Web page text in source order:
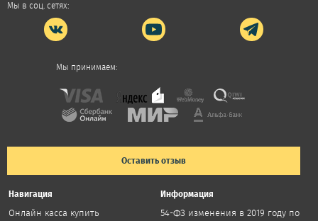
Мы в соц. сетях:
Мы принимаем:
Оставить отзыв
Навигация
Онлайн касса купить
Информация
54-ФЗ изменения в 2019 году по